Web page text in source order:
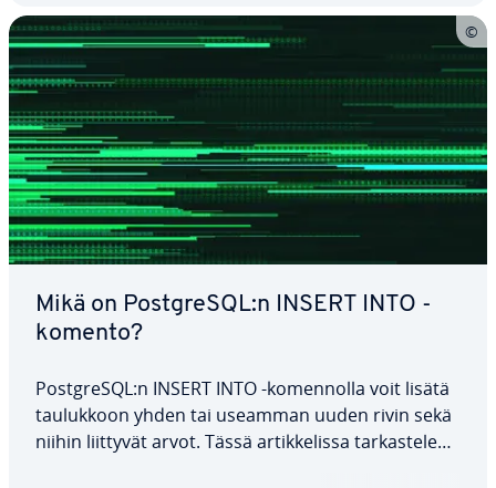
Mikä on PostgreSQL:n INSERT INTO -
komento?
PostgreSQL:n INSERT INTO -ko­men­nol­la voit lisätä
tau­luk­koon yhden tai useamman uuden rivin sekä
niihin liittyvät arvot. Tässä ar­tik­ke­lis­sa tar­kas­te­lem­